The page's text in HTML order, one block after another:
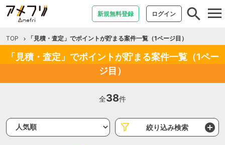
新規無料登録 ログイン
TOP 「見積・査定」でポイントが貯まる案件一覧（1ページ目）
「見積・査定」でポイントが貯まる案件一覧（1ペー
ジ目）
全38件
絞り込み検索